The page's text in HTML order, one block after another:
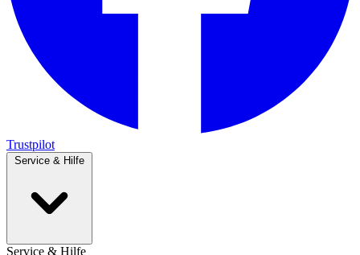
Trustpilot
Service & Hilfe
Service & Hilfe